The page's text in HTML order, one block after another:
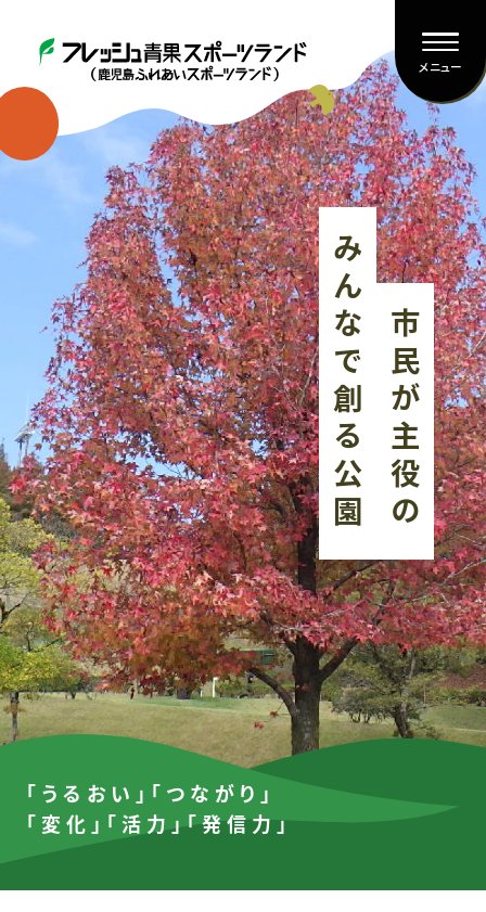
メニュー
市民が主役の
みんなで創る公園
「うるおい」「つながり」
「変化」「活力」「発信力」